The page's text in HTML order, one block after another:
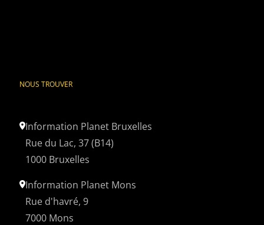
NOUS TROUVER
Information Planet Bruxelles
Rue du Lac, 37 (B14)
1000 Bruxelles
Information Planet Mons
Rue d'havré, 9
7000 Mons